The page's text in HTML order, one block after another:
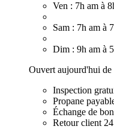
Ven : 7h am à
Sam : 7h am à
Dim : 9h am à
Ouvert aujourd'hui de
Inspection
Propane
Échange de
Retour client